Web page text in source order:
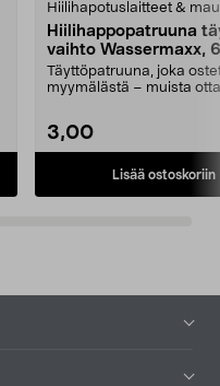
Hiilihapotuslaitteet &
Hiilihappopatruuna
vaihto Wassermaxx,
Täyttöpatruuna, joka
myymälästä – muista
3,00
Lisää ostoskoriin